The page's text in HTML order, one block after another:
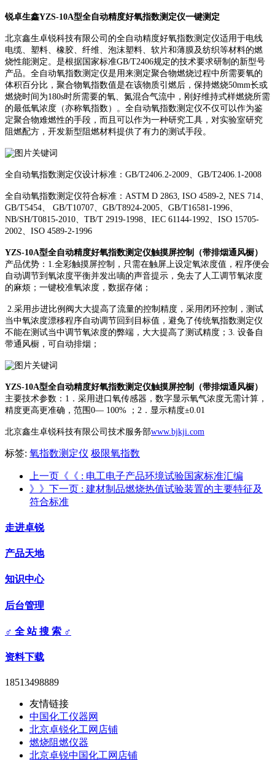
锐卓生鑫YZS-10A型全自动精度好氧指数测定仪一键测定
北京鑫生卓锐科技有限公司的全自动精度好氧指数测定仪适用于电线
电缆、塑料、橡胶、纤维、泡沫塑料、软片和薄膜及纺织等材料的燃
烧性能测定。是根据国家标准GB/T2406规定的技术要求研制的新型号
产品。全自动氧指数测定仪是用来测定聚合物燃烧过程中所需要氧的
体积百分比，聚合物氧指数值是在该物质引燃后，保持燃烧50mm长或
燃烧时间为180s时所需要的氧、氮混合气流中，刚好维持式样燃烧所需
的最低氧浓度（亦称氧指数）。 全自动氧指数测定仪不仅可以作为鉴
定聚合物难燃性的手段，而且可以作为一种研究工具，对实验室研究
阻燃配方，开发新型阻燃材料提供了有力的测试手段。
全自动氧指数测定仪设计标准：GB/T2406.2-2009、GB/T2406.1-2008
全自动氧指数测定仪符合标准：ASTM D 2863, ISO 4589-2, NES 714、
GB/T5454、 GB/T10707、GB/T8924-2005、GB/T16581-1996、
NB/SH/T0815-2010、TB/T 2919-1998、IEC 61144-1992、ISO 15705-
2002、ISO 4589-2-1996
YZS-10A型全自动精度好氧指数测定仪触摸屏控制（带排烟通风橱）
产品优势：1.全彩触摸屏控制，只需在触屏上设定氧浓度值，程序便会
自动调节到氧浓度平衡并发出嘀的声音提示，免去了人工调节氧浓度
的麻烦；一键校准氧浓度，数据存储；
2.采用步进比例阀大大提高了流量的控制精度，采用闭环控制，测试
当中氧浓度漂移程序自动调节回到目标值，避免了传统氧指数测定仪
不能在测试当中调节氧浓度的弊端，大大提高了测试精度；3. 设备自
带通风橱，可自动排烟；
YZS-10A型全自动精度好氧指数测定仪触摸屏控制（带排烟通风橱）
主要技术参数：1．采用进口氧传感器，数字显示氧气浓度无需计算，
精度更高更准确，范围0— 100% ；2．显示精度±0.01
北京鑫生卓锐科技有限公司技术服务部www.bjkji.com
标签: 氧指数测定仪 极限氧指数
上一页《《 : 电工电子产品环境试验国家标准汇编
》》下一页 : 建材制品燃烧热值试验装置的主要特征及
符合标准
走进卓锐
产品天地
知识中心
后台管理
♂ 全 站 搜 索 ♂
资料下载
18513498889
友情链接
中国化工仪器网
北京卓锐化工网店铺
燃烧阻燃仪器
北京卓锐中国化工网店铺